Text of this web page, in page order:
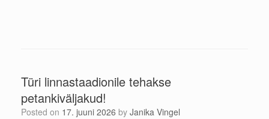
Türi linnastaadionile tehakse
petankiväljakud!
Posted on 17. juuni 2026 by Janika Vingel